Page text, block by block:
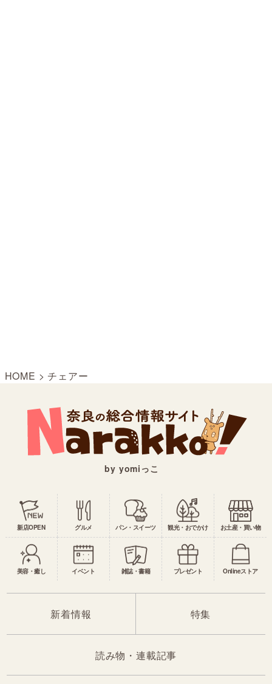
HOME >チェアー
by yomiっこ
新店OPEN グルメ パン・スイーツ 観光・おでかけ お土産・買い物
美容・癒し イベント 雑誌・書籍 プレゼント Onlineストア
新着情報 特集
読み物・連載記事